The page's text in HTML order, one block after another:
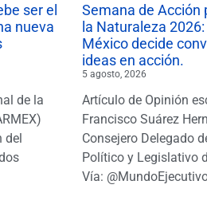
ser el
nueva
de la
del
Semana de Acción
la Naturaleza
México decide
ideas en acción.
5 agosto, 2026
Artículo de Opinión
Francisco Suárez
Consejero Delegado
Político y Legislativo
Vía: